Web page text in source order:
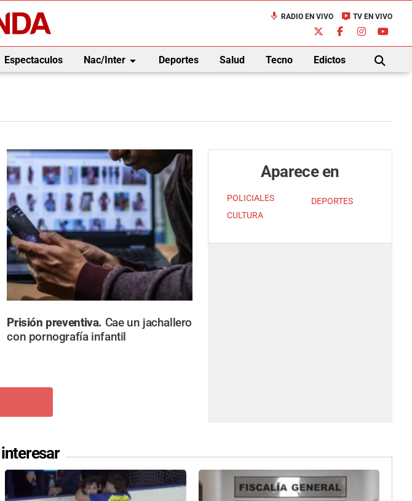
mic RADIO EN VIVO live_tv TV EN VIVO
Espectaculos Nac/Interarrow_drop_down Deportes Salud Tecno Edictos
BUSCAR
Prisión preventiva. Cae un jachallero
con pornografía infantil
Aparece en
POLICIALES
CULTURA
DEPORTES
interesar